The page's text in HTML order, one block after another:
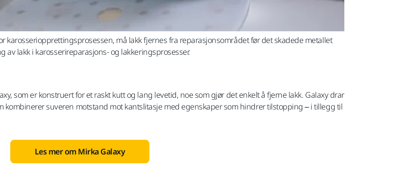
karosseriopprettingsprosessen, må lakk fjernes fra reparasjonsområdet før det skadede metallet
lakk i karosserireparasjons- og lakkeringsprosesser.
som er konstruert for et raskt kutt og lang levetid, noe som gjør det enkelt å fjerne lakk. Galaxy drar
kombinerer suveren motstand mot kantslitasje med egenskaper som hindrer tilstopping – i tillegg til
Les mer om Mirka Galaxy